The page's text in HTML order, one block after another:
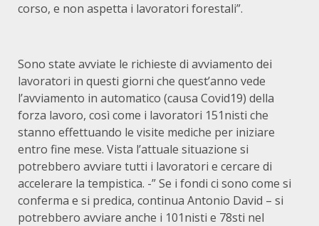
corso, e non aspetta i lavoratori forestali”.
Sono state avviate le richieste di avviamento dei
lavoratori in questi giorni che quest’anno vede
l’avviamento in automatico (causa Covid19) della
forza lavoro, così come i lavoratori 151nisti che
stanno effettuando le visite mediche per iniziare
entro fine mese. Vista l’attuale situazione si
potrebbero avviare tutti i lavoratori e cercare di
accelerare la tempistica. -” Se i fondi ci sono come si
conferma e si predica, continua Antonio David – si
potrebbero avviare anche i 101nisti e 78sti nel